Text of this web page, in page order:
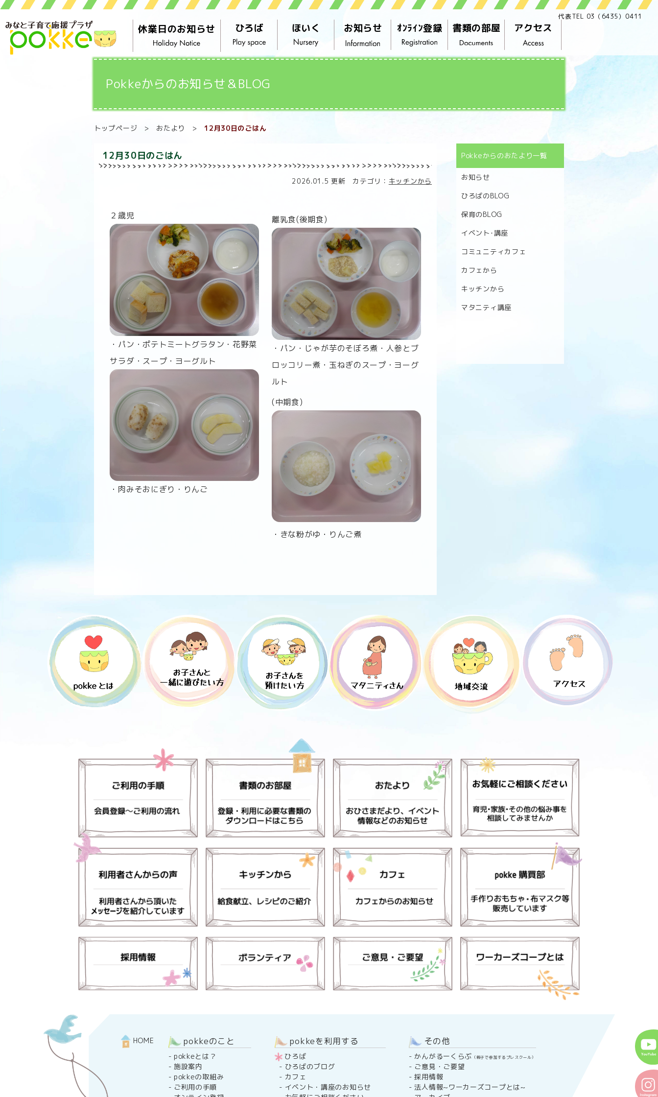
代表TEL 03（6435）0411
休業日のお知らせ ひろば ほいく お知らせ ｵﾝﾗｲﾝ登録 書類の部屋 アクセス
Pokkeからのお知らせ＆BLOG
トップページ > おたより > 12月30日のごはん
12月30日のごはん
2026.01.5 更新 カテゴリ： キッチンから
２歳児
・パン・ポテトミートグラタン・花野菜
サラダ・スープ・ヨーグルト
・肉みそおにぎり・りんご
離乳食(後期食)
・パン・じゃが芋のそぼろ煮・人参とブ
ロッコリー煮・玉ねぎのスープ・ヨーグ
ルト
(中期食)
・きな粉がゆ・りんご煮
Pokkeからのおたより一覧
お知らせ
ひろばのBLOG
保育のBLOG
イベント･講座
コミュニティカフェ
カフェから
キッチンから
マタニティ講座
HOME pokkeのこと
- pokkeとは？
- 施設案内
- pokkeの取組み
- ご利用の手順
pokkeを利用する
ひろば
- ひろばのブログ
- カフェ
- イベント・講座のお知らせ
その他
- かんがるーくらぶ （親子で参加するプレスクール）
- ご意見・ご要望
-採用情報
-法人情報~ワーカーズコープとは~